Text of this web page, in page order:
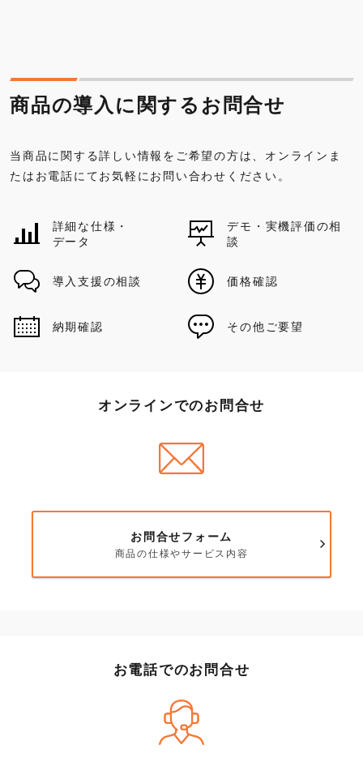
商品の導入に関するお問合せ
当商品に関する詳しい情報をご希望の方は、オンラインま
たはお電話にてお気軽にお問い合わせください。
詳細な仕様・
データ
デモ・実機評価の相
談
導入支援の相談 価格確認
納期確認 その他ご要望
オンラインでのお問合せ
お問合せフォーム
商品の仕様やサービス内容
お電話でのお問合せ